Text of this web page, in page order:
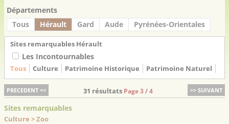
Départements
Tous
Hérault Gard Aude Pyrénées-Orientales
Sites remarquables Hérault
Les Incontournables
Tous Culture Patrimoine Historique Patrimoine Naturel
PRECEDENT << >> SUIVANT
31 résultats Page 3 / 4
Sites remarquables
Culture > Zoo